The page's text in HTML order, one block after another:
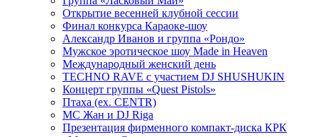
Открытие весенней клубной сессии
Финал конкурса Караоке-шоу
Александр Иванов и группа «Рондо»
Мужское эротическое шоу Made in Heaven
Международный женский день
TECHNO RAVE с участием DJ SHUSHUKIN
Концерт группы «Quest Pistols»
Птаха (ex. CENTR)
МС Жан и DJ Riga
Презентация фирменного компакт-диска КРК